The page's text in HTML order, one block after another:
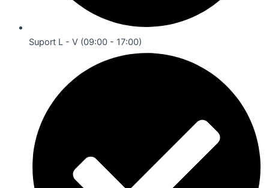
Suport L - V (09:00 - 17:00)